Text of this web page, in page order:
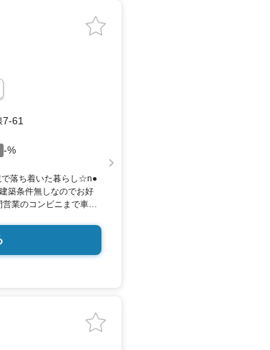
61
-%
落ち着いた暮らし☆n●
築条件無しなのでお好
業のコンビニまで車で
が、宅地内への引き込
下水は個別浄化槽での